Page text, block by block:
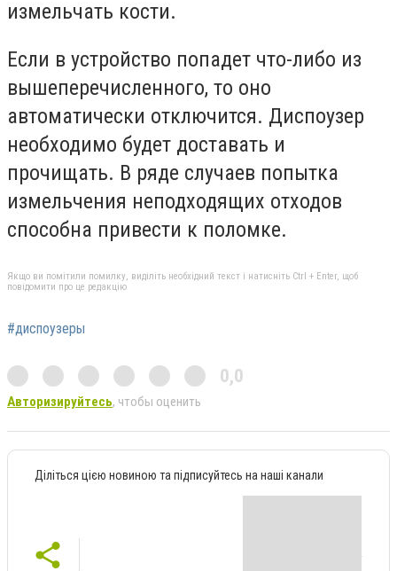
измельчать кости.
Если в устройство попадет что-либо из
вышеперечисленного, то оно
автоматически отключится. Диспоузер
необходимо будет доставать и
прочищать. В ряде случаев попытка
измельчения неподходящих отходов
способна привести к поломке.
Якщо ви помітили помилку, виділіть необхідний текст і натисніть Ctrl + Enter, щоб
повідомити про це редакцію
#диспоузеры
0,0
Авторизируйтесь, чтобы оценить
Діліться цією новиною та підписуйтесь на наші канали